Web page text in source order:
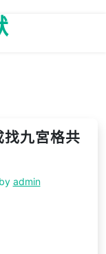
找九宮格共
by admin